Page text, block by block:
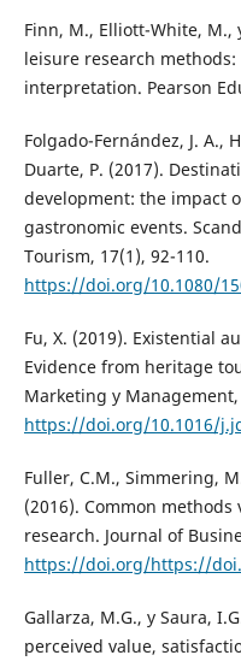
Finn, M., Elliott-White, M.,
leisure research
interpretation. Pearson
Folgado-Fernández, J. A.,
Duarte, P. (2017).
development: the impact
gastronomic events.
Tourism, 17(1), 92-110.
https://doi.org/10.1080/
Fu, X. (2019). Existential
Evidence from heritage
Marketing y Management,
https://doi.org/10.1016/
Fuller, C.M., Simmering,
(2016). Common
research. Journal of
https://doi.org/https://
Gallarza, M.G., y Saura,
perceived value,